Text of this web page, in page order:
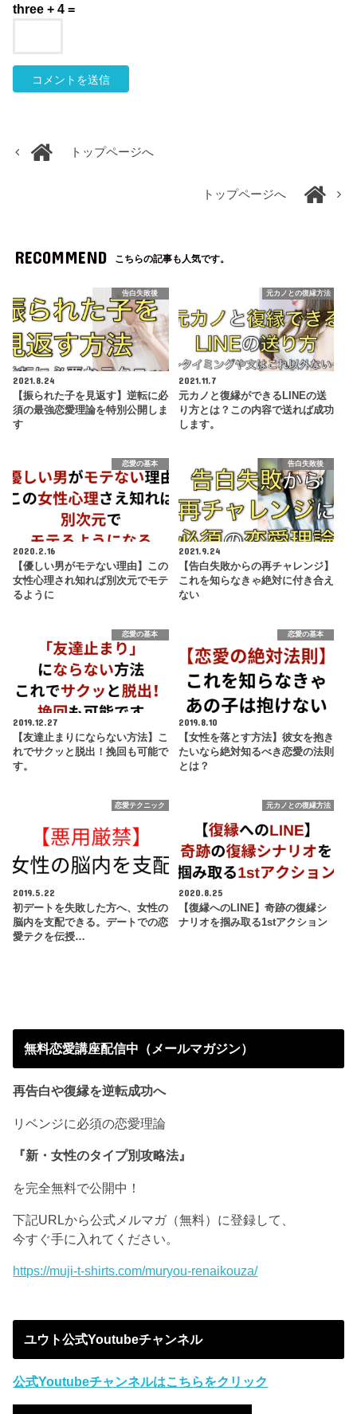
three + 4 =
トップページへ
トップページへ
RECOMMEND こちらの記事も人気です。
告白失敗後
2021.8.24
【振られた子を見返す】逆転に必
須の最強恋愛理論を特別公開しま
す
元カノとの復縁方法
2021.11.7
元カノと復縁ができるLINEの送
り方とは？この内容で送れば成功
します。
恋愛の基本
2020.2.16
【優しい男がモテない理由】この
女性心理され知れば別次元でモテ
るように
告白失敗後
2021.9.24
【告白失敗からの再チャレンジ】
これを知らなきゃ絶対に付き合え
ない
恋愛の基本
2019.12.27
【友達止まりにならない方法】こ
れでサクッと脱出！挽回も可能で
す。
恋愛の基本
2019.8.10
【女性を落とす方法】彼女を抱き
たいなら絶対知るべき恋愛の法則
とは？
恋愛テクニック
2019.5.22
初デートを失敗した方へ、女性の
脳内を支配できる。デートでの恋
愛テクを伝授…
元カノとの復縁方法
2020.8.25
【復縁へのLINE】奇跡の復縁シ
ナリオを掴み取る1stアクション
無料恋愛講座配信中（メールマガジン）
再告白や復縁を逆転成功へ
リベンジに必須の恋愛理論
『新・女性のタイプ別攻略法』
を完全無料で公開中！
下記URLから公式メルマガ（無料）に登録して、
今すぐ手に入れてください。
https://muji-t-shirts.com/muryou-renaikouza/
ユウト公式Youtubeチャンネル
公式Youtubeチャンネルはこちらをクリック